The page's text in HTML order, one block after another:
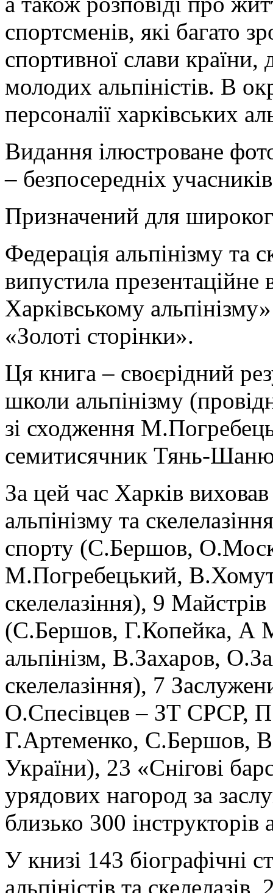
спортсменів, які багато
спортивної слави
молодих альпіністів. В
персоналії харківських
Видання ілюстроване
– безпосередніх
Призначений для
Федерація альпінізму та
випустила
Харківському
«Золоті сторінки».
Ця книга – своєрідний
школи альпінізму
зі сходження
семитисячник Тянь-
За цей час Харків
альпінізму та
спорту (С.Бершов,
М.Погребецький,
скелелазіння), 9
(С.Бершов, Г.Копейка, А
альпінізм, В.Захаров,
скелелазіння), 7
О.Спесівцев – ЗТ СРСР,
Г.Артеменко, С.Бершов,
України), 23 «Снігові
урядових нагород за
близько 300 інструкторів
У книзі 143 біографічні
альпіністів та